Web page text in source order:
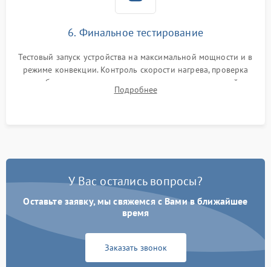
6. Финальное тестирование
Тестовый запуск устройства на максимальной мощности и в
режиме конвекции. Контроль скорости нагрева, проверка
срабатывания термостата при достижении заданной
температуры и тест на отсутствие утечек тока.
Подробнее
У Вас остались вопросы?
Оставьте заявку, мы свяжемся с Вами в ближайшее
время
Заказать звонок